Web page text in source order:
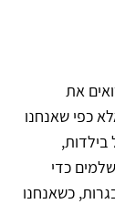
את
כפי שאנחנו
בילדות,
כדי
כשאנחנו